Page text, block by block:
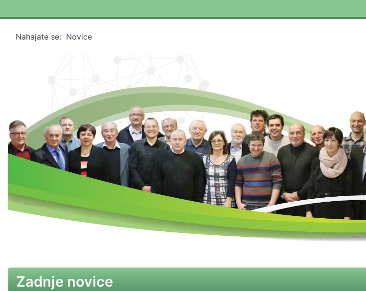
Nahajate se: Novice
Zadnje novice